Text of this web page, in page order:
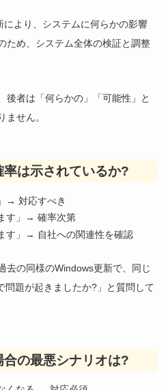
により、システムに何らかの影響
ため、システム全体の検証と調整
後者は「何らかの」「可能性」と
ません。
は示されているか?
→ 対応すべき
す」→ 確率次第
す」→ 自社への関連性を確認
去の同様のWindows更新で、同じ
問題が起きましたか?」と質問して
の最悪シナリオは?